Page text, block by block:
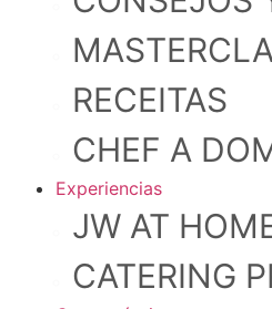
RECEITAS
CHEF A
Experiencias
JW AT
CATERING